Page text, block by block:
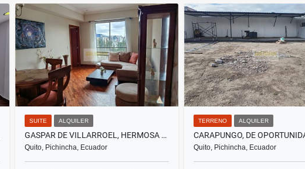
Alquiler
US$1,300 US$395,000
SUITE ALQUILER
GASPAR DE VILLARROEL, HERMOSA SUITE AMOBLADA, 52 M2
Quito, Pichincha, Ecuador
TERRENO ALQUILER
Quito, Pichincha, Ecuador